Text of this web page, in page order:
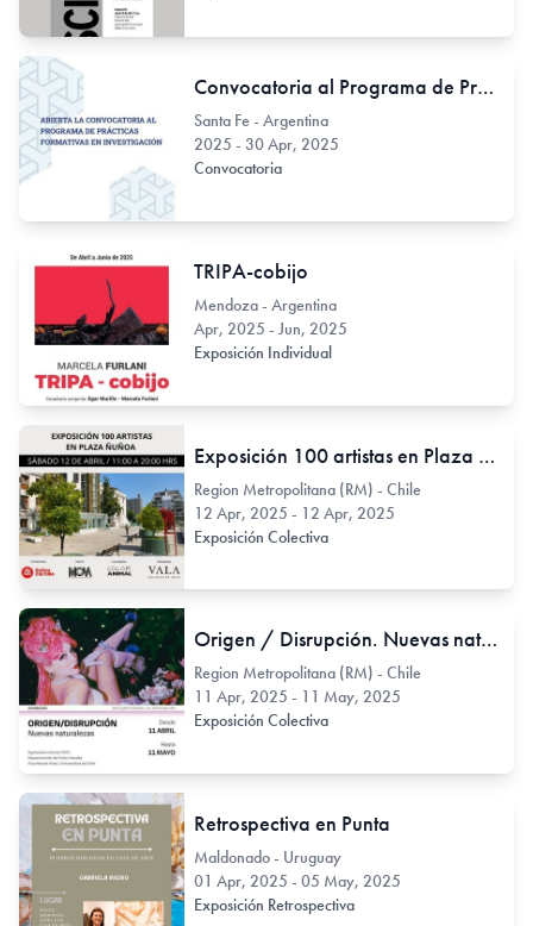
Convocatoria al Programa de Prácticas Formativas en Investigación
Santa Fe - Argentina
2025 - 30 Apr, 2025
Convocatoria
TRIPA-cobijo
Mendoza - Argentina
Apr, 2025 - Jun, 2025
Exposición Individual
Exposición 100 artistas en Plaza Ñuñoa
Region Metropolitana (RM) - Chile
12 Apr, 2025 - 12 Apr, 2025
Exposición Colectiva
Origen / Disrupción. Nuevas naturalezas
Region Metropolitana (RM) - Chile
11 Apr, 2025 - 11 May, 2025
Exposición Colectiva
Retrospectiva en Punta
Maldonado - Uruguay
01 Apr, 2025 - 05 May, 2025
Exposición Retrospectiva